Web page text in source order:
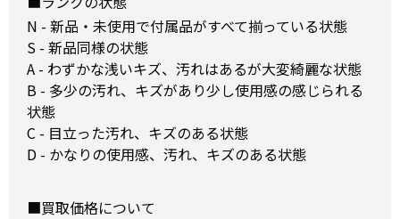
N - 新品・未使用で付属品がすべて揃っている状態
S - 新品同様の状態
A - わずかな浅いキズ、汚れはあるが大変綺麗な状態
B - 多少の汚れ、キズがあり少し使用感の感じられる
状態
C - 目立った汚れ、キズのある状態
D - かなりの使用感、汚れ、キズのある状態
■買取価格について